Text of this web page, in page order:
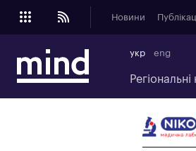
Новини
укр eng